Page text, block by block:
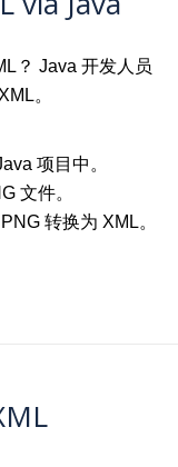
？ Java 开发人员
。
项目中。
文件。
转换为 XML。